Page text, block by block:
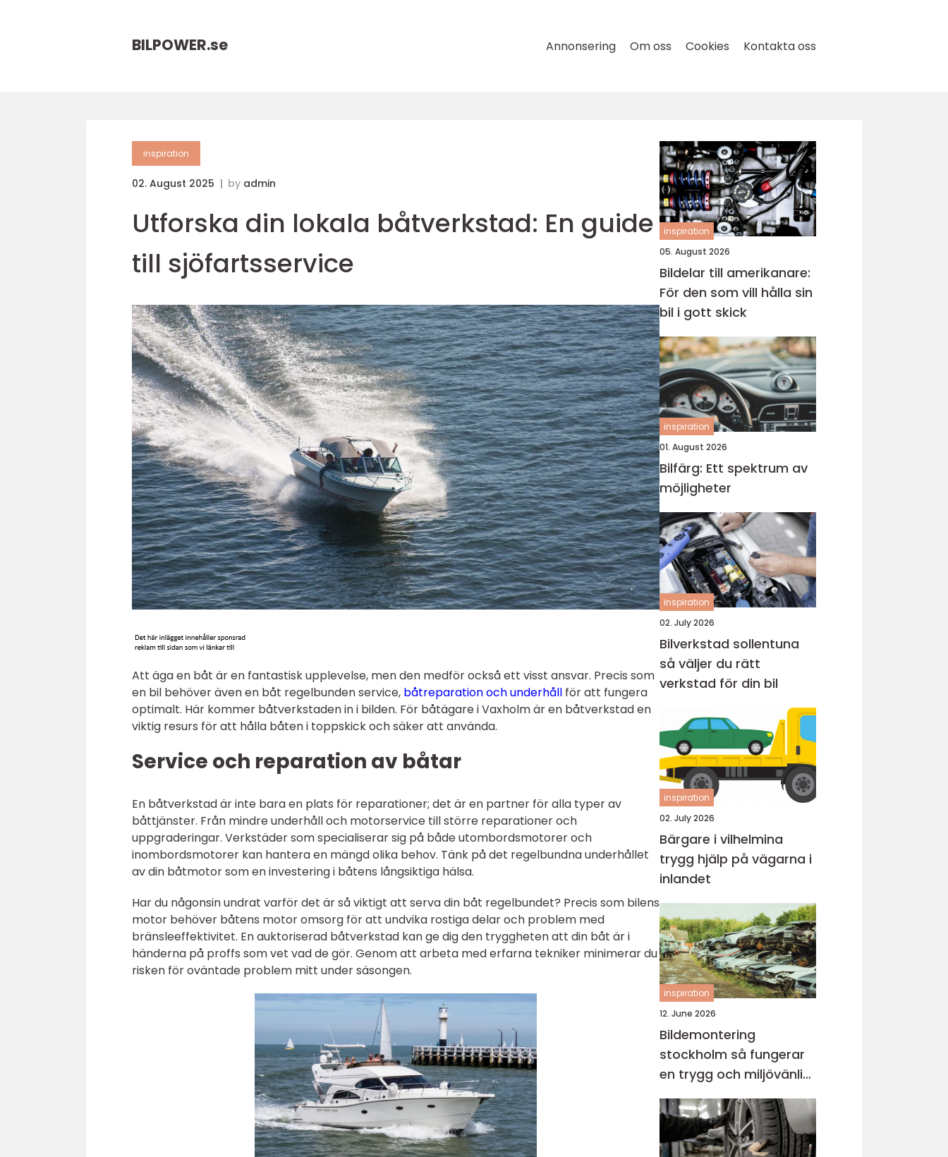
BILPOWER.se Annonsering Om oss Cookies Kontakta oss
inspiration
02. August 2025 by admin
Utforska din lokala båtverkstad: En guide
till sjöfartsservice
Att äga en båt är en fantastisk upplevelse, men den medför också ett visst ansvar. Precis som
en bil behöver även en båt regelbunden service, båtreparation och underhåll för att fungera
optimalt. Här kommer båtverkstaden in i bilden. För båtägare i Vaxholm är en båtverkstad en
viktig resurs för att hålla båten i toppskick och säker att använda.
Service och reparation av båtar
En båtverkstad är inte bara en plats för reparationer; det är en partner för alla typer av
båttjänster. Från mindre underhåll och motorservice till större reparationer och
uppgraderingar. Verkstäder som specialiserar sig på både utombordsmotorer och
inombordsmotorer kan hantera en mängd olika behov. Tänk på det regelbundna underhållet
av din båtmotor som en investering i båtens långsiktiga hälsa.
Har du någonsin undrat varför det är så viktigt att serva din båt regelbundet? Precis som bilens
motor behöver båtens motor omsorg för att undvika rostiga delar och problem med
bränsleeffektivitet. En auktoriserad båtverkstad kan ge dig den tryggheten att din båt är i
händerna på proffs som vet vad de gör. Genom att arbeta med erfarna tekniker minimerar du
risken för oväntade problem mitt under säsongen.
inspiration
05. August 2026
Bildelar till amerikanare:
För den som vill hålla sin
bil i gott skick
inspiration
01. August 2026
Bilfärg: Ett spektrum av
möjligheter
inspiration
02. July 2026
Bilverkstad sollentuna
så väljer du rätt
verkstad för din bil
inspiration
02. July 2026
Bärgare i vilhelmina
trygg hjälp på vägarna i
inlandet
inspiration
12. June 2026
Bildemontering
stockholm så fungerar
en trygg och miljövänlig
bilskrot